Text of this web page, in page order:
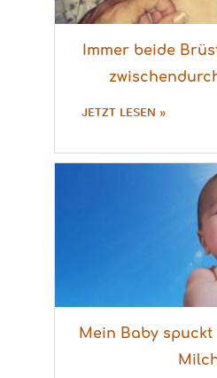
Immer beide
JETZT LESEN »
Mein Baby